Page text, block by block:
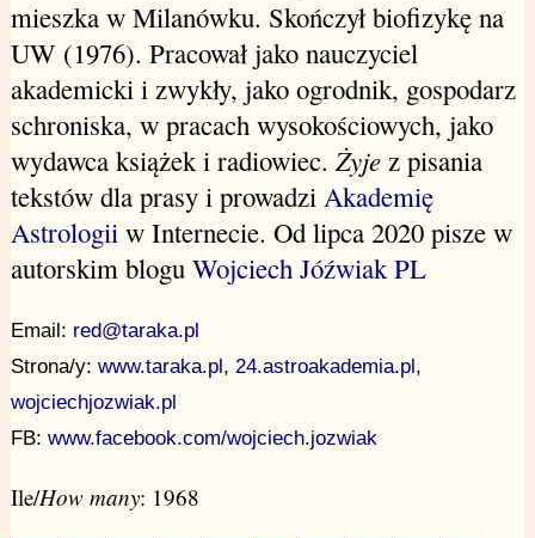
mieszka w Milanówku. Skończył biofizykę na
UW (1976). Pracował jako nauczyciel
akademicki i zwykły, jako ogrodnik, gospodarz
schroniska, w pracach wysokościowych, jako
wydawca książek i radiowiec. Żyjez pisania
tekstów dla prasy i prowadzi Akademię
Astrologii w Internecie. Od lipca 2020 pisze w
autorskim blogu Wojciech Jóźwiak PL
Email: red@taraka.pl
Strona/y: www.taraka.pl, 24.astroakademia.pl,
wojciechjozwiak.pl
FB: www.facebook.com/wojciech.jozwiak
Ile/How many: 1968